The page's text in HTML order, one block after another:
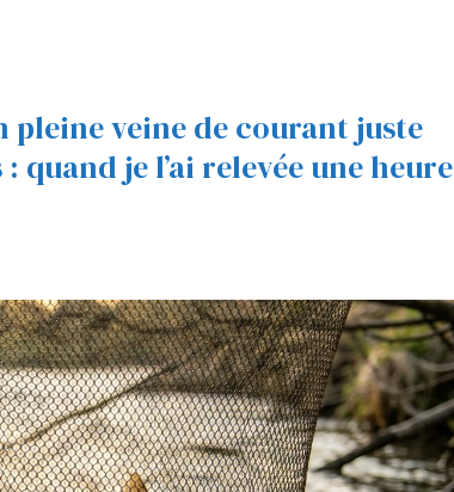
pleine veine de courant juste
je l’ai relevée une heure